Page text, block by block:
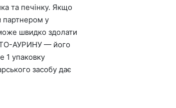
та печінку. Якщо
партнером у
швидко здолати
АУРИНУ — його
1 упаковку
засобу дає